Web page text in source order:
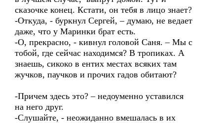
сказочке конец. Кстати, он тебя в лицо знает?
-Откуда, - буркнул Сергей, – думаю, не ведает
даже, что у Маринки брат есть.
-О, прекрасно, - кивнул головой Саня. – Мы с
тобой, где сейчас находимся? В тропиках. А
знаешь, сикоко в ентих местах всяких там
жучков, паучков и прочих гадов обитают?
-Причем здесь это? – недоуменно уставился
на него друг.
-Слушайте, - неожиданно вмешалась в их